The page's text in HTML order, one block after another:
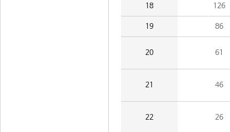
18 126
19 86
20 61
21 46
22 26